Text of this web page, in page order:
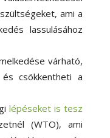
ami a
lassulásához
várható,
csökkentheti a
lépéseket is tesz
(WTO), ami